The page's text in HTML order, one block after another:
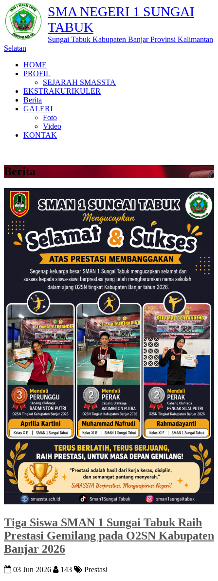
SMA NEGERI 1 SUNGAI
TABUK
Sungai Tabuk Kabupaten Banjar Provinsi Kalimantan
Selatan
HOME
PROFIL
SEJARAH SMASSTA
EKSTRAKURIKULER
Berita
GALERI
Foto
Video
KONTAK
Berita
Tiga Siswa SMAN 1 Sungai Tabuk Raih
Prestasi Gemilang pada O2SN Kabupaten
Banjar 2026
03 Jun 2026 143
Prestasi